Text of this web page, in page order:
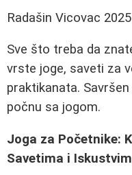
Radašin Vicovac
Sve što treba da
vrste joge, saveti za
praktikanata.
počnu sa jogom.
Joga za Početnike:
Savetima i